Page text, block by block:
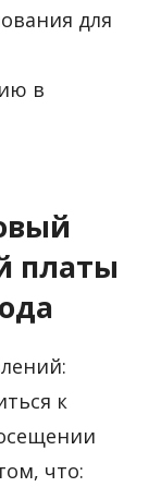
для
в
платы
к
что: